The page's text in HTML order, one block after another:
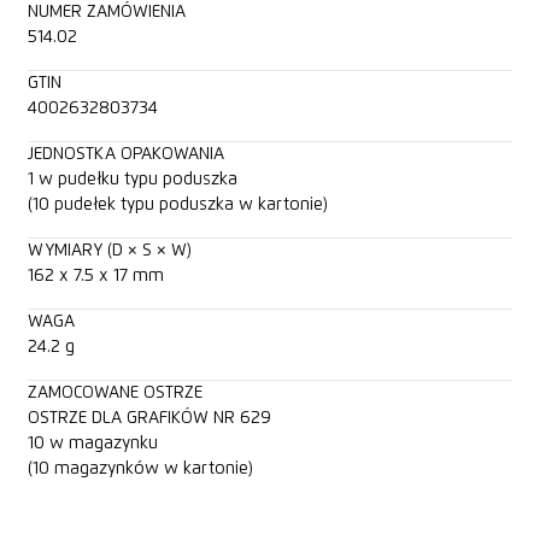
NUMER ZAMÓWIENIA
514.02
GTIN
4002632803734
JEDNOSTKA OPAKOWANIA
1 w pudełku typu poduszka
(10 pudełek typu poduszka w kartonie)
WYMIARY (D × S × W)
162 x 7.5 x 17 mm
WAGA
24.2 g
ZAMOCOWANE OSTRZE
OSTRZE DLA GRAFIKÓW NR 629
10 w magazynku
(10 magazynków w kartonie)